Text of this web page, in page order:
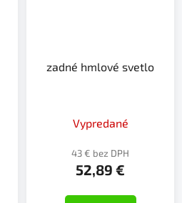
zadné hmlové svetlo
Vypredané
43 € bez DPH
52,89 €